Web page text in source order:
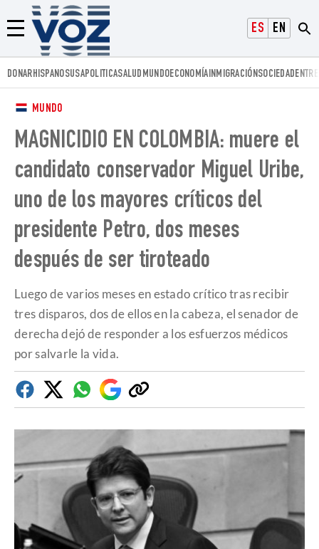
ESPAÑOLENGLISH
Menú
Voz.us
DONARHISPANOSUSAPOLITICASALUD MUNDOECONOMÍAINMIGRACIÓNSOCIEDAD
MUNDO
MAGNICIDIO EN COLOMBIA: muere el
candidato conservador Miguel Uribe,
uno de los mayores críticos del
presidente Petro, dos meses
después de ser tiroteado
Luego de varios meses en estado crítico tras recibir
tres disparos, dos de ellos en la cabeza, el senador de
derecha dejó de responder a los esfuerzos médicos
por salvarle la vida.
FacebookTwitterWhatsapp
Google
Discover
Copiar
enlace